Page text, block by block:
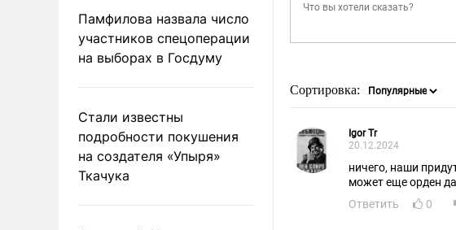
Памфилова назвала число
участников спецоперации
на выборах в Госдуму
Стали известны
подробности покушения
на создателя «Упыря»
Ткачука
Сортировка:
Igor Tr
20.12.2024
ничего, наши
может еще орден
Ответить
0